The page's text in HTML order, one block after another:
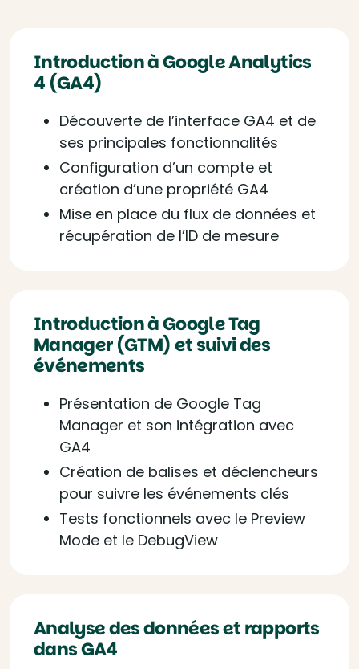
Introduction à Google Analytics
4 (GA4)
Découverte de l’interface GA4 et de
ses principales fonctionnalités
Configuration d’un compte et
création d’une propriété GA4
Mise en place du flux de données et
récupération de l’ID de mesure
Introduction à Google Tag
Manager (GTM) et suivi des
événements
Présentation de Google Tag
Manager et son intégration avec
GA4
Création de balises et déclencheurs
pour suivre les événements clés
Tests fonctionnels avec le Preview
Mode et le DebugView
Analyse des données et rapports
dans GA4